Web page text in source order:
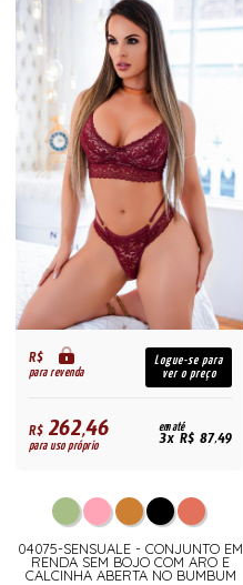
R$
para revenda
Logue-se para
ver o preço
R$262,46
para uso próprio
em até
3x R$ 87,49
04075-SENSUALE - CONJUNTO EM
RENDA SEM BOJO COM ARO E
CALCINHA ABERTA NO BUMBUM